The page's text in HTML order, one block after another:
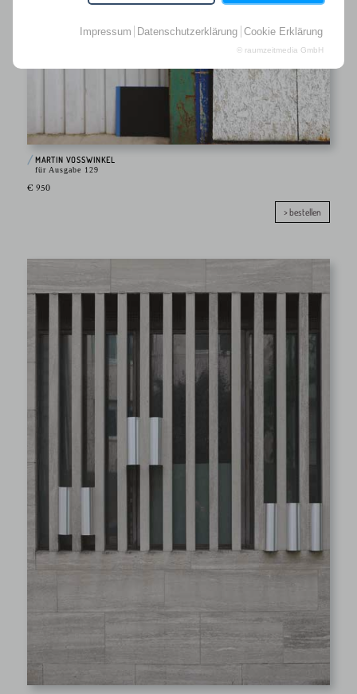
Impressum Datenschutzerklärung Cookie Erklärung
© raumzeitmedia GmbH
MARTIN VOSSWINKEL
für Ausgabe 129
€ 950
> bestellen